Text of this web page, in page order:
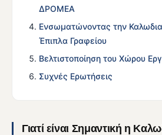
ΔΡΟΜΕΑ
Ενσωματώνοντας την
Έπιπλα Γραφείου
Βελτιστοποίηση του Χώρου
Συχνές Ερωτήσεις
Γιατί είναι Σημαντική η